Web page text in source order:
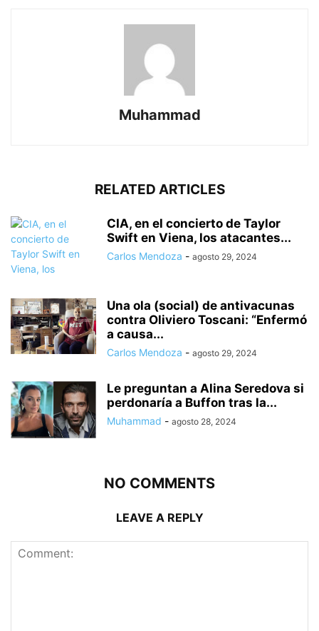
Muhammad
RELATED ARTICLES
CIA, en el concierto de Taylor
Swift en Viena, los atacantes...
Carlos Mendoza - agosto 29, 2024
Una ola (social) de antivacunas
contra Oliviero Toscani: “Enfermó
a causa...
Carlos Mendoza - agosto 29, 2024
Le preguntan a Alina Seredova si
perdonaría a Buffon tras la...
Muhammad - agosto 28, 2024
NO COMMENTS
LEAVE A REPLY